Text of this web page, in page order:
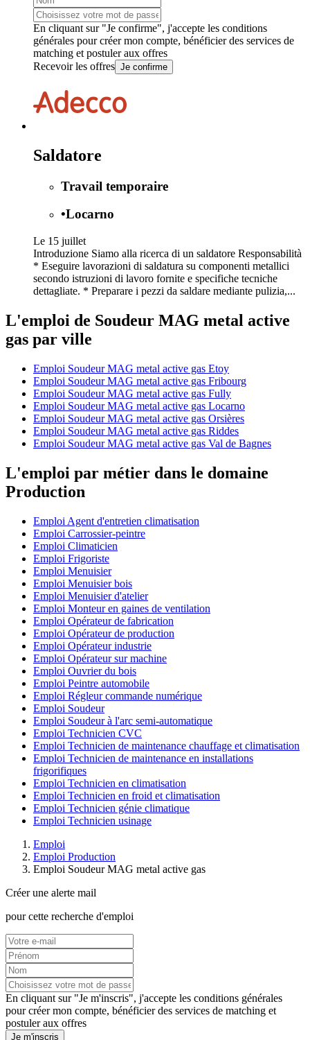
En cliquant sur "Je confirme", j'accepte les conditions
générales pour créer mon compte, bénéficier des services de
matching et postuler aux offres
Recevoir les offres Je confirme
Saldatore
Travail temporaire
•Locarno
Le 15 juillet
Introduzione Siamo alla ricerca di un saldatore Responsabilità
* Eseguire lavorazioni di saldatura su componenti metallici
secondo istruzioni di lavoro fornite e specifiche tecniche
dettagliate. * Preparare i pezzi da saldare mediante pulizia,...
L'emploi de Soudeur MAG metal active
gas par ville
Emploi Soudeur MAG metal active gas Etoy
Emploi Soudeur MAG metal active gas Fribourg
Emploi Soudeur MAG metal active gas Fully
Emploi Soudeur MAG metal active gas Locarno
Emploi Soudeur MAG metal active gas Orsières
Emploi Soudeur MAG metal active gas Riddes
Emploi Soudeur MAG metal active gas Val de Bagnes
L'emploi par métier dans le domaine
Production
Emploi Agent d'entretien climatisation
Emploi Carrossier-peintre
Emploi Climaticien
Emploi Frigoriste
Emploi Menuisier
Emploi Menuisier bois
Emploi Menuisier d'atelier
Emploi Monteur en gaines de ventilation
Emploi Opérateur de fabrication
Emploi Opérateur de production
Emploi Opérateur industrie
Emploi Opérateur sur machine
Emploi Ouvrier du bois
Emploi Peintre automobile
Emploi Régleur commande numérique
Emploi Soudeur
Emploi Soudeur à l'arc semi-automatique
Emploi Technicien CVC
Emploi Technicien de maintenance chauffage et climatisation
Emploi Technicien de maintenance en installations
frigorifiques
Emploi Technicien en climatisation
Emploi Technicien en froid et climatisation
Emploi Technicien génie climatique
Emploi Technicien usinage
Emploi
Emploi Production
Emploi Soudeur MAG metal active gas
Créer une alerte mail
pour cette recherche d'emploi
En cliquant sur "Je m'inscris", j'accepte les conditions générales
pour créer mon compte, bénéficier des services de matching et
postuler aux offres
Je m'inscris